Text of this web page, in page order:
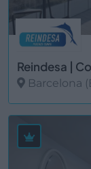
Reindesa |
Barcelona